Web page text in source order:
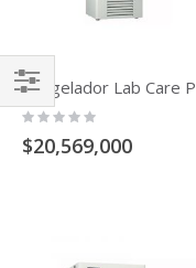
Rating:
0%
$20,569,000
Comprar
Por